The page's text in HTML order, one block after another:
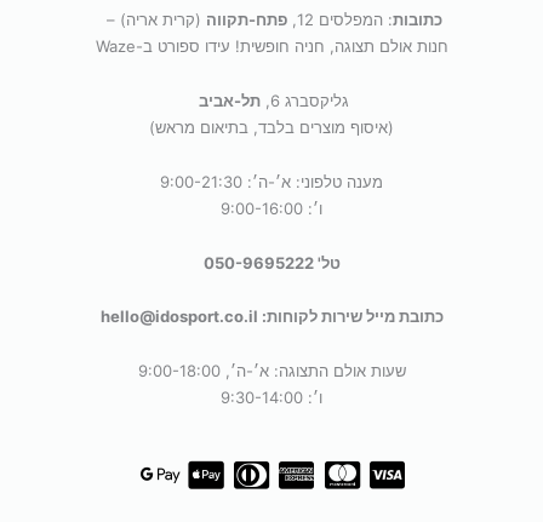
כתובות: המפלסים 12, פתח-תקווה (קרית אריה) –
חנות אולם תצוגה, חניה חופשית! עידו ספורט ב-Waze
גליקסברג 6,
תל-אביב
(איסוף מוצרים בלבד, בתיאום מראש)
מענה טלפוני: א׳-ה׳: 9:00-21:30
ו׳: 9:00-16:00
טל' 050-9695222
כתובת מייל שירות לקוחות: hello@idosport.co.il
שעות אולם התצוגה: א׳-ה׳, 9:00-18:00
ו׳: 9:30-14:00